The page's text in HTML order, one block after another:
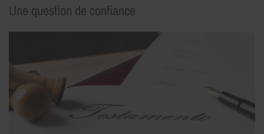
Une question de confiance